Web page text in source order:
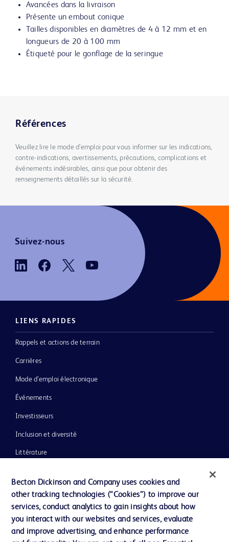
Avancées dans la livraison
Présente un embout conique
Tailles disponibles en diamètres de 4 à 12 mm et en
longueurs de 20 à 100 mm
Étiqueté pour le gonflage de la seringue
Références
Veuillez lire le mode d’emploi pour vous informer sur les indications,
contre-indications, avertissements, précautions, complications et
événements indésirables, ainsi que pour obtenir des
renseignements détaillés sur la sécurité.
Suivez-nous
LIENS RAPIDES
Rappels et actions de terrain
Carrières
Mode d’emploi électronique
Événements
Investisseurs
Inclusion et diversité
Littérature
Notre entreprise
Éthique et conformité
Assistance
Becton Dickinson and Company uses cookies and
other tracking technologies (“Cookies”) to improve our
services, conduct analytics to gain insights about how
you interact with our websites and services, evaluate
and improve advertising, and enhance performance